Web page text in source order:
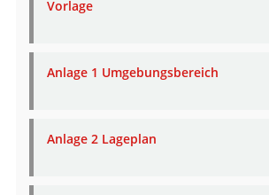
Vorlage
Anlage 1 Umgebungsbereich
Anlage 2 Lageplan